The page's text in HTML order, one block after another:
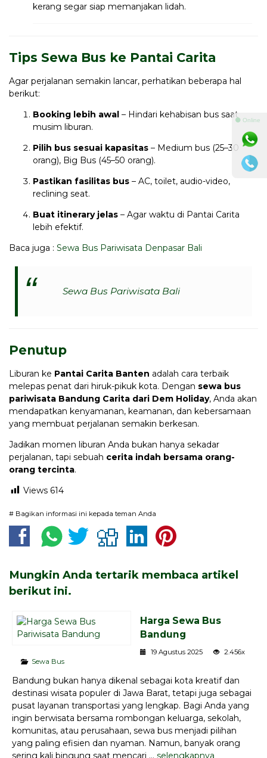
kerang segar siap memanjakan lidah.
Tips Sewa Bus ke Pantai Carita
Agar perjalanan semakin lancar, perhatikan beberapa hal
berikut:
Booking lebih awal – Hindari kehabisan bus saat
musim liburan.
Pilih bus sesuai kapasitas – Medium bus (25–30
orang), Big Bus (45–50 orang).
Pastikan fasilitas bus – AC, toilet, audio-video,
reclining seat.
Buat itinerary jelas – Agar waktu di Pantai Carita
lebih efektif.
Baca juga : Sewa Bus Pariwisata Denpasar Bali
Sewa Bus Pariwisata Bali
Penutup
Liburan ke Pantai Carita Banten adalah cara terbaik
melepas penat dari hiruk-pikuk kota. Dengan sewa bus
pariwisata Bandung Carita dari Dem Holiday, Anda akan
mendapatkan kenyamanan, keamanan, dan kebersamaan
yang membuat perjalanan semakin berkesan.
Jadikan momen liburan Anda bukan hanya sekadar
perjalanan, tapi sebuah cerita indah bersama orang-
orang tercinta.
Views 614
# Bagikan informasi ini kepada teman Anda
Mungkin Anda tertarik membaca artikel
berikut ini.
Harga Sewa Bus
Bandung
19 Agustus 2025
2.456x
Sewa Bus
Bandung bukan hanya dikenal sebagai kota kreatif dan
destinasi wisata populer di Jawa Barat, tetapi juga sebagai
pusat layanan transportasi yang lengkap. Bagi Anda yang
ingin berwisata bersama rombongan keluarga, sekolah,
komunitas, atau perusahaan, sewa bus menjadi pilihan
yang paling efisien dan nyaman. Namun, banyak orang
sering kali bingung saat mencari ... selengkapnya
⚫ Online